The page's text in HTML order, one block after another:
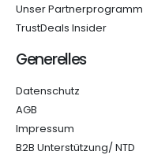
Unser Partnerprogramm
TrustDeals Insider
Generelles
Datenschutz
AGB
Impressum
B2B Unterstützung/ NTD